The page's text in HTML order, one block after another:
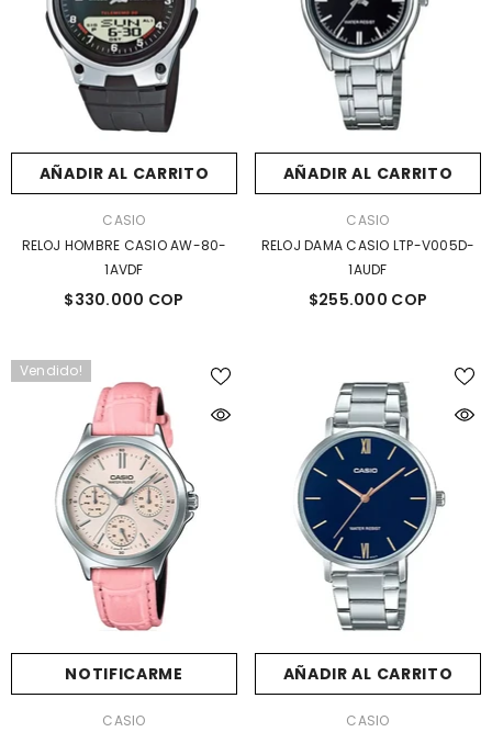
AÑADIR AL CARRITO
CASIO
RELOJ DAMA CASIO LTP-V005D-1AUDF
$255.000 COP
NOTIFICARME
MARCA:
CASIO
RELOJ DAMA CASIO ROSADO
4AUDF
$310.000 COP
AÑADIR AL CARRITO
CASIO
RELOJ HOMBRE CASIO AW-80-
1AVDF
$330.000 COP
AÑADIR AL CARRITO
CASIO
RELOJ DAMA CASIO LTP-V005D-
1AUDF
$255.000 COP
Vendido!
NOTIFICARME
CASIO
AÑADIR AL CARRITO
CASIO